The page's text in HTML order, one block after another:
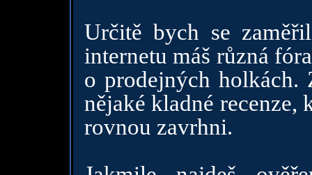
Určitě bych se
internetu máš různá
o prodejných
nějaké kladné recenze,
rovnou zavrhni.